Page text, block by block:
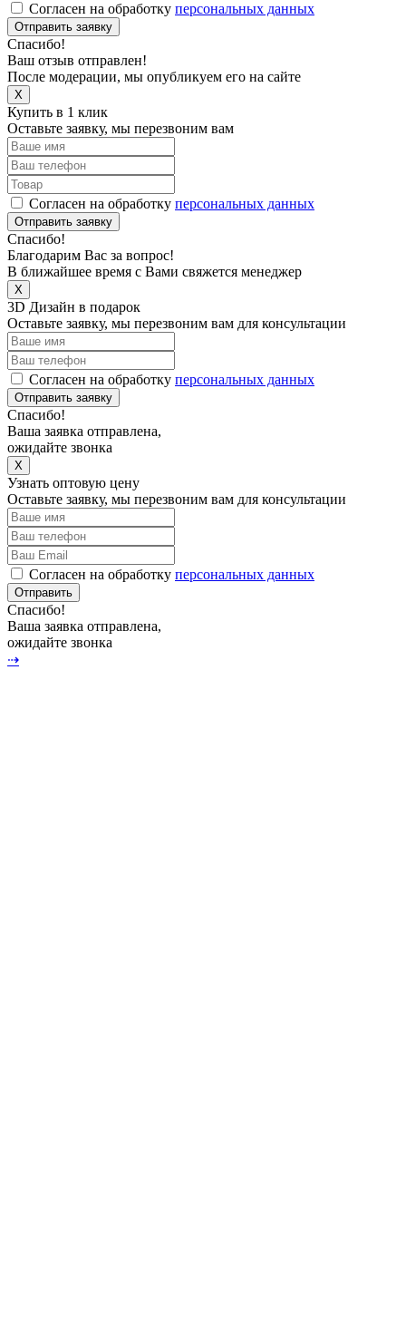
Согласен на обработку персональных данных
Отправить заявку
Спасибо!
Ваш отзыв отправлен!
После модерации, мы опубликуем его на сайте
X
Купить в 1 клик
Оставьте заявку, мы перезвоним вам
Согласен на обработку персональных данных
Отправить заявку
Спасибо!
Благодарим Вас за вопрос!
В ближайшее время с Вами свяжется менеджер
X
3D Дизайн в подарок
Оставьте заявку, мы перезвоним вам для консультации
Согласен на обработку персональных данных
Отправить заявку
Спасибо!
Ваша заявка отправлена,
ожидайте звонка
X
Узнать оптовую цену
Оставьте заявку, мы перезвоним вам для консультации
Согласен на обработку персональных данных
Отправить
Спасибо!
Ваша заявка отправлена,
ожидайте звонка
⇢